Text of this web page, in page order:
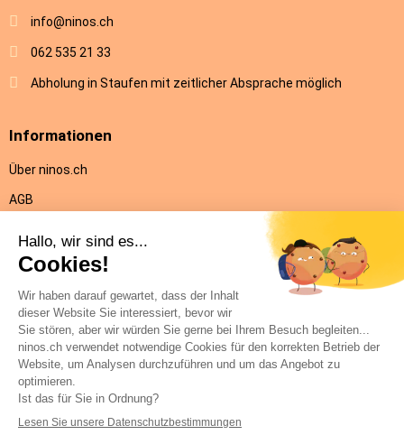
info@ninos.ch
062 535 21 33
Abholung in Staufen mit zeitlicher Absprache möglich
Informationen
Über ninos.ch
AGB
Rückgabe
Datenschutz
Impressum
Hilfe
Kontakt